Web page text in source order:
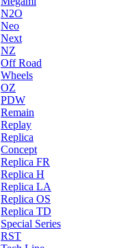
N2O
Neo
Next
NZ
Off Road
Wheels
OZ
PDW
Remain
Replay
Replica
Concept
Replica FR
Replica H
Replica LA
Replica OS
Replica TD
Special Series
RST